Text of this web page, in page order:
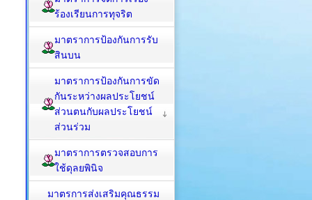
ร้องเรียนการทุจริต
มาตราการป้องกันการรับ
สินบน
มาตราการป้องกันการขัด
กันระหว่างผลประโยชน์
ส่วนตนกับผลประโยชน์
ส่วนร่วม
มาตราการตรวจสอบการ
ใช้ดุลยพินิจ
มาตรการส่งเสริมคุณธรรม